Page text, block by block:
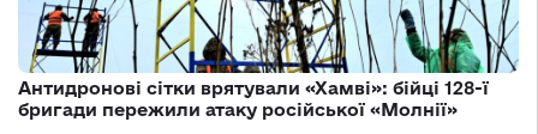
Антидронові сітки врятували «Хамві»: бійці 128-ї
бригади пережили атаку російської «Молнії»